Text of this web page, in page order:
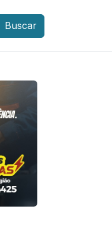
Buscar